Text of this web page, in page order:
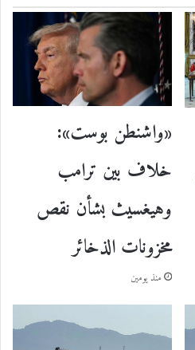
«واشنطن بوست»:
خلاف بين ترامب
وهيغسيث بشأن نقص
مخزونات الذخائر
منذ يومين